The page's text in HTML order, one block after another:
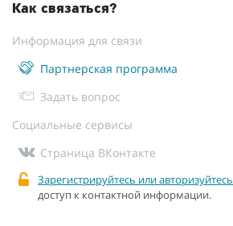
Как связаться?
Информация для связи
Партнерская программа
Задать вопрос
Социальные сервисы
Страница ВКонтакте
Зарегистрируйтесь или авторизуйтесь
доступ к контактной информации.